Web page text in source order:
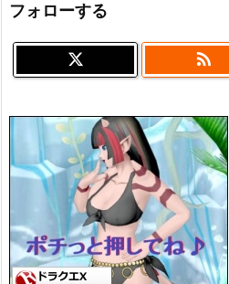
フォローする
